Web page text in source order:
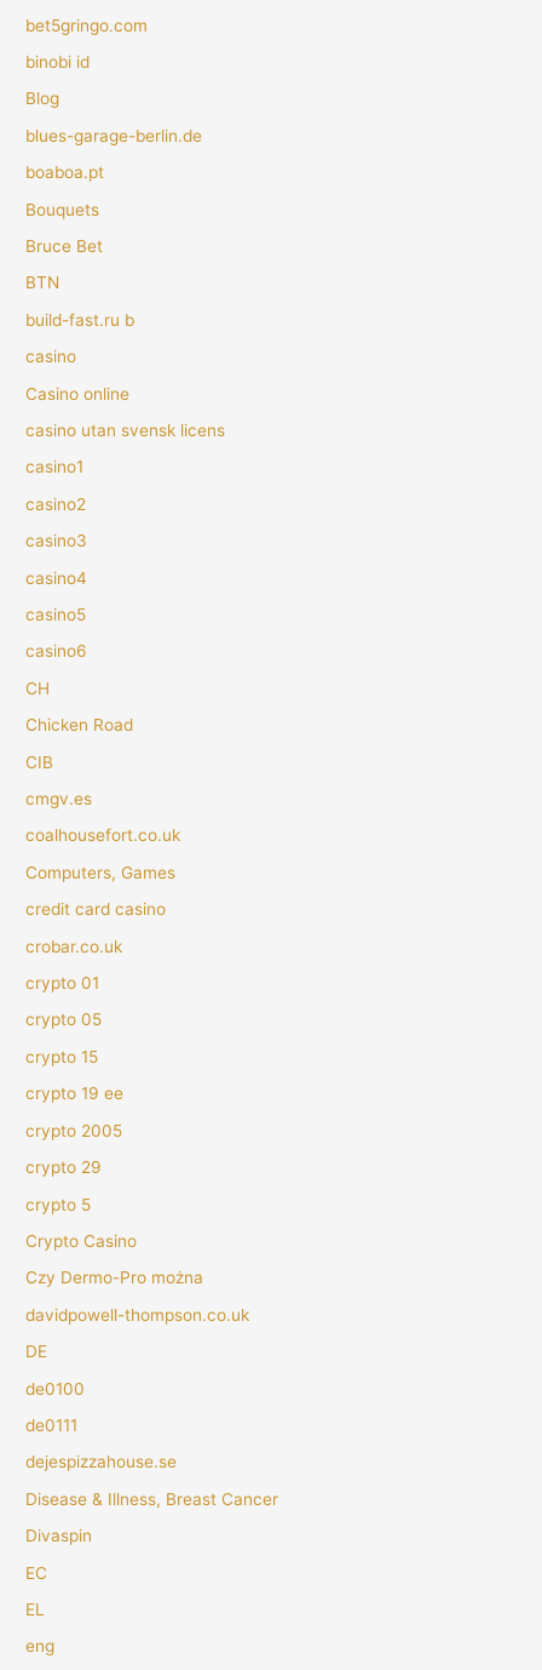
bet5gringo.com
binobi id
Blog
blues-garage-berlin.de
boaboa.pt
Bouquets
Bruce Bet
BTN
build-fast.ru b
casino
Casino online
casino utan svensk licens
casino1
casino2
casino3
casino4
casino5
casino6
CH
Chicken Road
CIB
cmgv.es
coalhousefort.co.uk
Computers, Games
credit card casino
crobar.co.uk
crypto 01
crypto 05
crypto 15
crypto 19 ee
crypto 2005
crypto 29
crypto 5
Crypto Casino
Czy Dermo-Pro można
davidpowell-thompson.co.uk
DE
de0100
de0111
dejespizzahouse.se
Disease & Illness, Breast Cancer
Divaspin
EC
EL
eng